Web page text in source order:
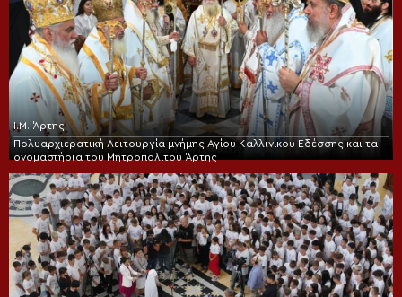
Ι.Μ. Άρτης
Πολυαρχιερατική Λειτουργία μνήμης Αγίου Καλλινίκου Εδέσσης και τα
ονομαστήρια του Μητροπολίτου Άρτης